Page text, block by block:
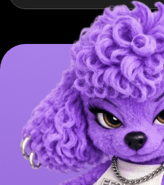
4 предмета
Выбрать
18 399₽за весь курс